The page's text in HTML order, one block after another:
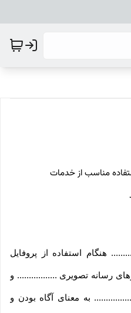
مناسب از خدمات
هنگام استفاده از پروفایل
رسانه تصویری ................. و
به معنای آگاه بودن و